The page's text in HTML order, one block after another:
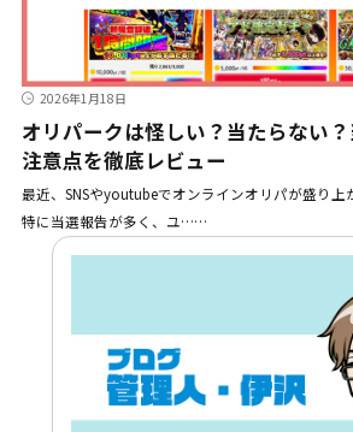
2026年1月18日
オリパークは怪しい？当たらない
注意点を徹底レビュー
最近、SNSやyoutubeでオンラインオリパが盛り上
特に当選報告が多く、ユ……